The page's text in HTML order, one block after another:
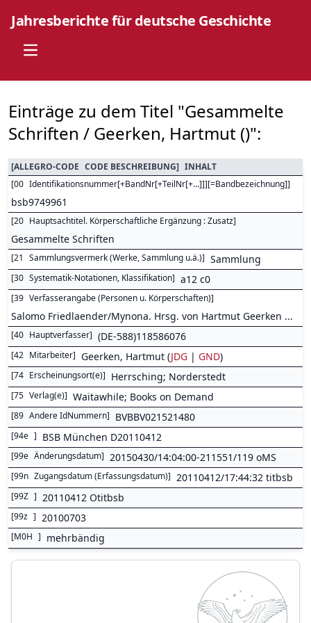
Jahresberichte für deutsche Geschichte
Open main menu
Einträge zu dem Titel "Gesammelte
Schriften / Geerken, Hartmut ()":
[ALLEGRO-CODE CODE BESCHREIBUNG] INHALT
[00 Identifikationsnummer[+BandNr[+TeilNr[+...]]][=Bandbezeichnung]]
bsb9749961
[20 Hauptsachtitel. Körperschaftliche Ergänzung : Zusatz]
Gesammelte Schriften
[21 Sammlungsvermerk (Werke, Sammlung u.ä.)] Sammlung
[30 Systematik-Notationen, Klassifikation] a12 c0
[39 Verfasserangabe (Personen u. Körperschaften)]
Salomo Friedlaender/Mynona. Hrsg. von Hartmut Geerken ...
[40 Hauptverfasser] (DE-588)118586076
[42 Mitarbeiter] Geerken, Hartmut (JDG | GND)
[74 Erscheinungsort(e)] Herrsching; Norderstedt
[75 Verlag(e)] Waitawhile; Books on Demand
[89 Andere IdNummern] BVBBV021521480
[94e ] BSB München D20110412
[99e Änderungsdatum] 20150430/14:04:00-211551/119 oMS
[99n Zugangsdatum (Erfassungsdatum)] 20110412/17:44:32 titbsb
[99Z ] 20110412 Otitbsb
[99z ] 20100703
[M0H ] mehrbändig